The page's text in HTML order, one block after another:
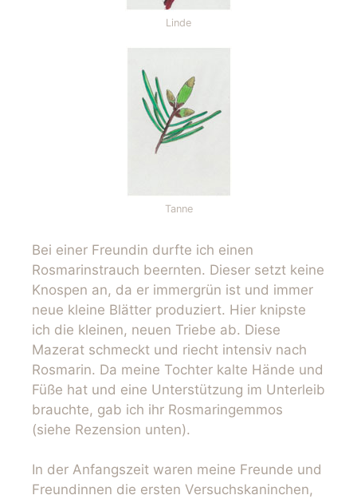
Linde
Tanne
Bei einer Freundin durfte ich einen
Rosmarinstrauch beernten. Dieser setzt keine
Knospen an, da er immergrün ist und immer
neue kleine Blätter produziert. Hier knipste
ich die kleinen, neuen Triebe ab. Diese
Mazerat schmeckt und riecht intensiv nach
Rosmarin. Da meine Tochter kalte Hände und
Füße hat und eine Unterstützung im Unterleib
brauchte, gab ich ihr Rosmaringemmos
(siehe Rezension unten).
In der Anfangszeit waren meine Freunde und
Freundinnen die ersten Versuchskaninchen,